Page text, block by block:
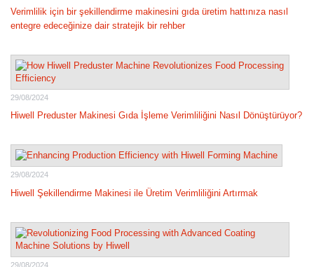
Verimlilik için bir şekillendirme makinesini gıda üretim hattınıza nasıl
entegre edeceğinize dair stratejik bir rehber
29/08/2024
Hiwell Preduster Makinesi Gıda İşleme Verimliliğini Nasıl Dönüştürüyor?
29/08/2024
Hiwell Şekillendirme Makinesi ile Üretim Verimliliğini Artırmak
29/08/2024